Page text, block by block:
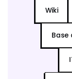
Wiki
Base